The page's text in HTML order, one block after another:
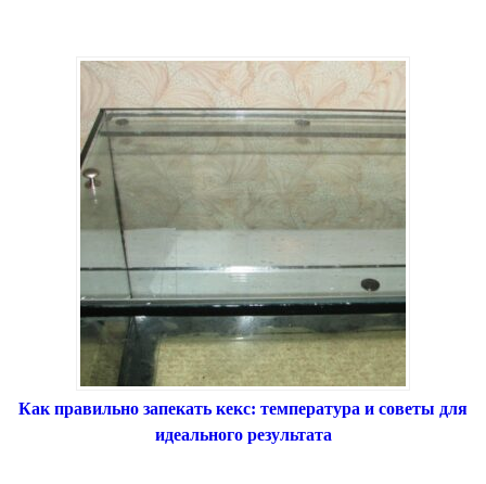
Как правильно запекать кекс: температура и советы для
идеального результата